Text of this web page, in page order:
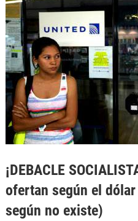
¡DEBACLE
ofertan según el
según no existe)